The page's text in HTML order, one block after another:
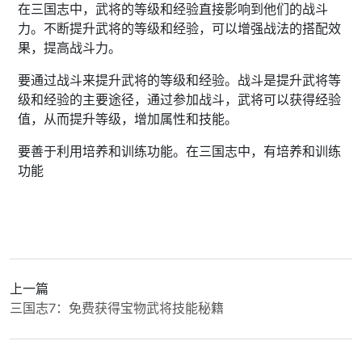
在三国志中，武将的等级和经验直接影响到他们的战斗
力。不断提升武将的等级和经验，可以增强战法的搭配效
果，提高战斗力。
要通过战斗来提升武将的等级和经验。战斗是提升武将等
级和经验的主要途径，通过参加战斗，武将可以获得经验
值，从而提升等级，增加属性和技能。
要善于利用培养和训练功能。在三国志中，有培养和训练
功能
上一篇
三国志7：免费获得宝物武将技能秘籍